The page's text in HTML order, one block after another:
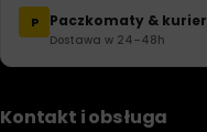
P Paczkomaty & kurier
Dostawa w 24–48h
Kontakt i obsługa